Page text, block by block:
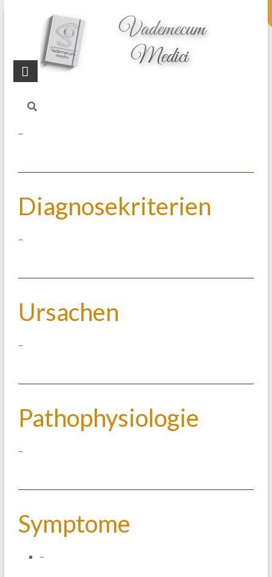
topheader
Startseite
Blog
Diarrhoe
–
Diagnosekriterien
–
Ursachen
–
Pathophysiologie
–
Symptome
–